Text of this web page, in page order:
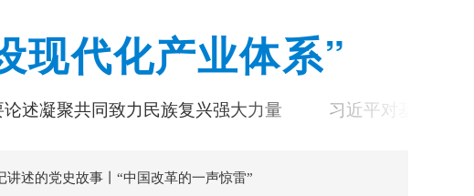
现代化产业体系”
共同致力民族复兴强大力量 习近平对基础教育工作作
讲述的党史故事丨“中国改革的一声惊雷”